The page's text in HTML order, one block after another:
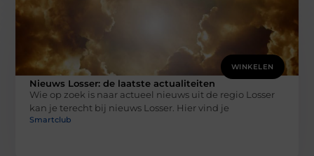
WINKELEN
Nieuws Losser: de laatste actualiteiten
Wie op zoek is naar actueel nieuws uit de regio Losser
kan je terecht bij nieuws Losser. Hier vind je
Smartclub